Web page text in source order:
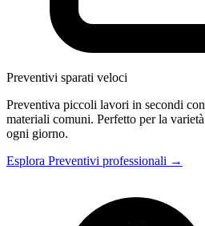
Preventivi sparati veloci
Preventiva piccoli lavori in secondi
materiali comuni. Perfetto per la
ogni giorno.
Esplora Preventivi professionali →